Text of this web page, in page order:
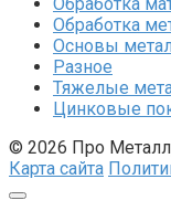
Обработка
Основы
Разное
Тяжелые
Цинковые
© 2026 Про
Карта сайта